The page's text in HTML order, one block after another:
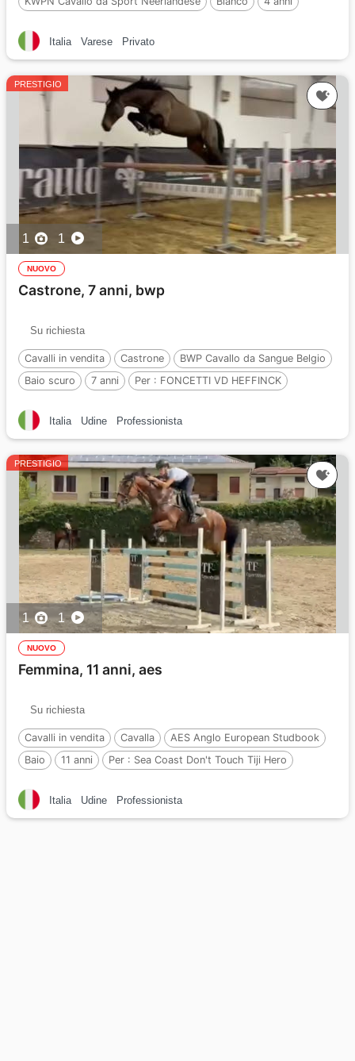
Italia
Varese Privato
PRESTIGIO
1 1
NUOVO
Castrone, 7 anni, bwp
Su richiesta
Cavalli in vendita Castrone
BWP Cavallo da Sangue Belgio
Baio scuro
7 anni Per : FONCETTI VD HEFFINCK
Italia Udine Professionista
PRESTIGIO
1 1
NUOVO
Femmina, 11 anni, aes
Su richiesta
Cavalli in vendita Cavalla
AES Anglo European Studbook
Baio
11 anni Per : Sea Coast Don't Touch Tiji Hero
Italia Udine Professionista